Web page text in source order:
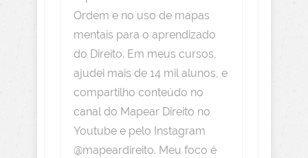
Ordem e no uso de mapas
mentais para o aprendizado
do Direito. Em meus cursos,
ajudei mais de 14 mil alunos, e
compartilho conteúdo no
canal do Mapear Direito no
Youtube e pelo Instagram
@mapeardireito. Meu foco é